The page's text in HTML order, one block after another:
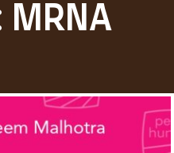
MRNA